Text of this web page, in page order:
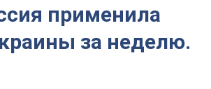
применила
за неделю.